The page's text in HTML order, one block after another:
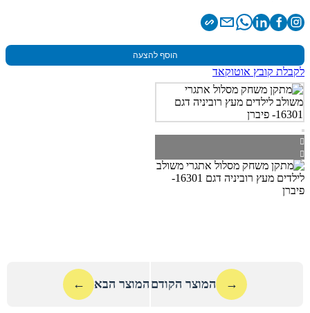
הוסף להצעה
לקבלת קובץ אוטוקאד
→ המוצר הקודם המוצר הבא ←